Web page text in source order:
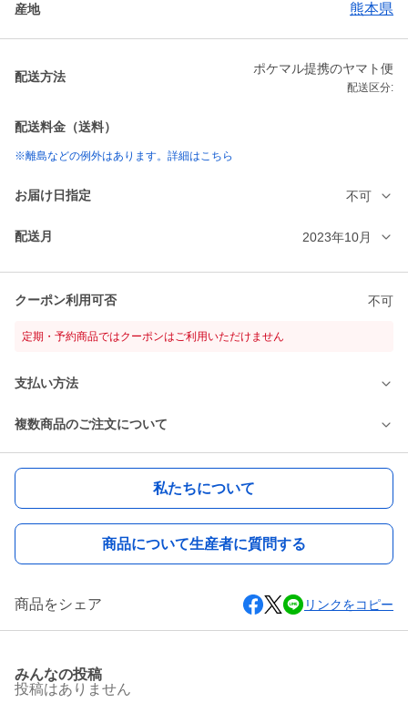
産地 熊本県
配送方法
ポケマル提携のヤマト便
配送区分:
配送料金（送料）
※離島などの例外はあります。詳細はこちら
お届け日指定 不可
配送月 2023年10月
クーポン利用可否 不可
定期・予約商品ではクーポンはご利用いただけません
支払い方法
複数商品のご注文について
私たちについて
商品について生産者に質問する
商品をシェア リンクをコピー
みんなの投稿
投稿はありません